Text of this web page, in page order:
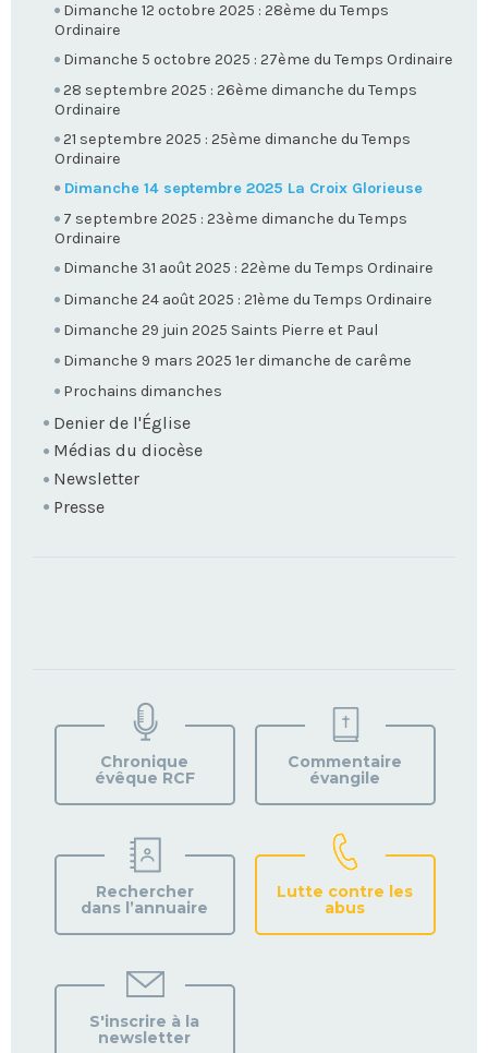
Dimanche 12 octobre 2025 : 28ème du Temps
Ordinaire
Dimanche 5 octobre 2025 : 27ème du Temps Ordinaire
28 septembre 2025 : 26ème dimanche du Temps
Ordinaire
21 septembre 2025 : 25ème dimanche du Temps
Ordinaire
Dimanche 14 septembre 2025 La Croix Glorieuse
7 septembre 2025 : 23ème dimanche du Temps
Ordinaire
Dimanche 31 août 2025 : 22ème du Temps Ordinaire
Dimanche 24 août 2025 : 21ème du Temps Ordinaire
Dimanche 29 juin 2025 Saints Pierre et Paul
Dimanche 9 mars 2025 1er dimanche de carême
Prochains dimanches
Denier de l'Église
Médias du diocèse
Newsletter
Presse
VOTRE
PAROISSE
Chronique
évêque RCF
Commentaire
évangile
Rechercher
dans l’annuaire
Lutte contre les
abus
S'inscrire à la
newsletter